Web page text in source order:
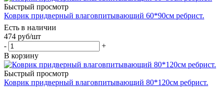
Быстрый просмотр
Коврик придверный влаговпитывающий 60*90см ребрист.
Есть в наличии
474 руб/шт
-
+
В корзину
Быстрый просмотр
Коврик придверный влаговпитывающий 80*120см ребрист.